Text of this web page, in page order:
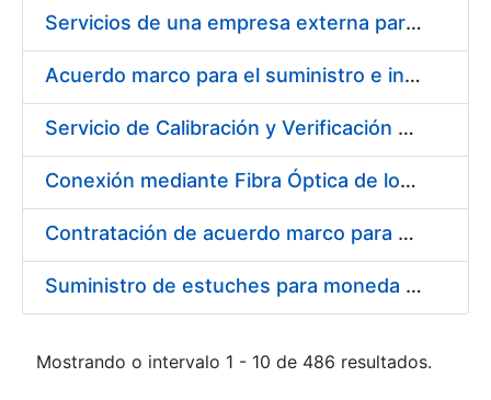
Servicios de una empresa externa para el asesoramiento y resolución de los recursos de alzada que se presentan relacionados con procesos de selección para la FNMT-RCM
Acuerdo marco para el suministro e instalación de persianas, estores y otros complementos
Servicio de Calibración y Verificación Externa de los Equipos de Medición del Servicio de Prevención de la FNMT-RCM
Conexión mediante Fibra Óptica de los Centros de Proceso de Datos (CPDs) de las sedes de la FNMT-RCM de Burgos y Madrid
Contratación de acuerdo marco para el Suministro de Material de Electricidad para la Fábrica Nacional de Moneda y Timbre-Real Casa de la Moneda en su centro de trabajo de Burgos
Suministro de estuches para moneda de 30 €
Mostrando o intervalo 1 - 10 de 486 resultados.